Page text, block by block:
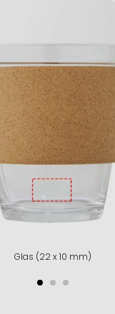
Glas (22 x 10 mm)